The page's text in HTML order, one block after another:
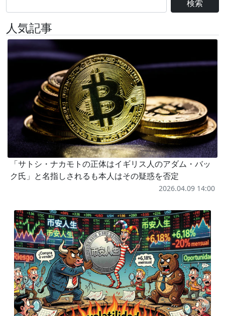
検索
人気記事
「サトシ・ナカモトの正体はイギリス人のアダム・バッ
ク氏」と名指しされるも本人はその疑惑を否定
2026.04.09 14:00